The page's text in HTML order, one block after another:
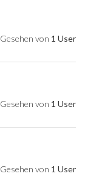
Gesehen von 1 User
Gesehen von 1 User
Gesehen von 1 User